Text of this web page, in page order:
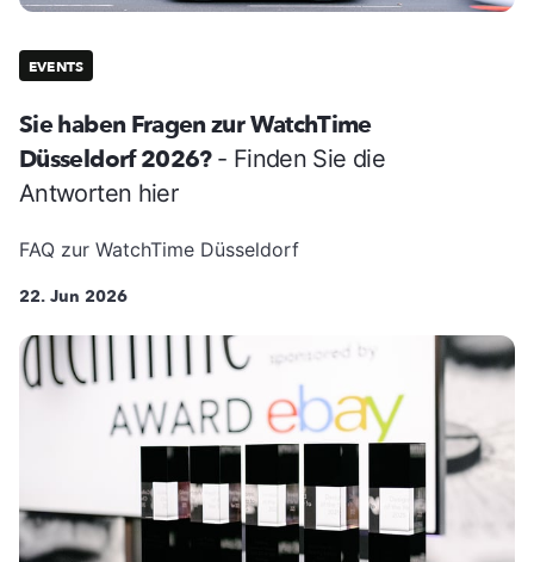
EVENTS
Sie haben Fragen zur WatchTime
Düsseldorf 2026? - Finden Sie die
Antworten hier
FAQ zur WatchTime Düsseldorf
22. Jun 2026